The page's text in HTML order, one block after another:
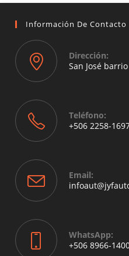
Información De Contacto
Dirección:
San José
new
Teléfono:
+506 2258-
application
Email:
WhatsApp:
+506 8966-